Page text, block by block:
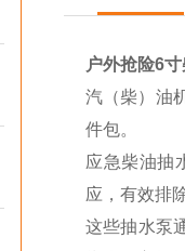
户外抢险6
汽（柴）油
件包。
应急柴油抽
应，有效排
这些抽水泵